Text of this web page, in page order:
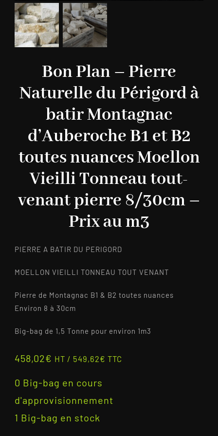
Bon Plan – Pierre
Naturelle du Périgord à
batir Montagnac
d’Auberoche B1 et B2
toutes nuances Moellon
Vieilli Tonneau tout-
venant pierre 8/30cm –
Prix au m3
PIERRE A BATIR DU PERIGORD
MOELLON VIEILLI TONNEAU TOUT VENANT
Pierre de Montagnac B1 & B2 toutes nuances
Environ 8 à 30cm
Big-bag de 1,5 Tonne pour environ 1m3
458,02€ HT / 549,62€ TTC
0 Big-bag en cours
d'approvisionnement
1 Big-bag en stock